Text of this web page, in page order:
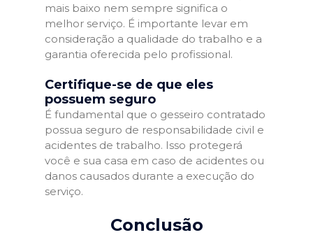
mais baixo nem sempre significa o
melhor serviço. É importante levar em
consideração a qualidade do trabalho e a
garantia oferecida pelo profissional.
Certifique-se de que eles
possuem seguro
É fundamental que o gesseiro contratado
possua seguro de responsabilidade civil e
acidentes de trabalho. Isso protegerá
você e sua casa em caso de acidentes ou
danos causados durante a execução do
serviço.
Conclusão